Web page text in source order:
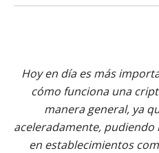
Hoy en día es más
cómo funciona una
manera general, ya
aceleradamente,
en establecimientos